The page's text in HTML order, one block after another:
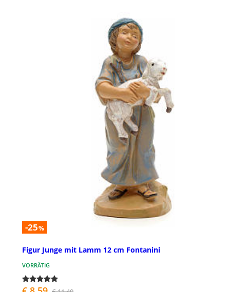
-25%
Figur Junge mit Lamm 12 cm Fontanini
VORRÄTIG